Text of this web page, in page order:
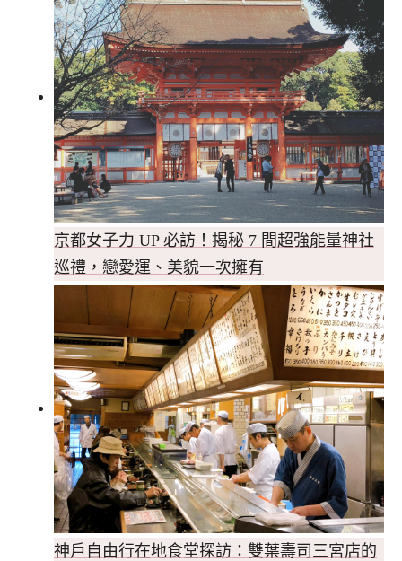
京都女子力 UP 必訪！揭秘 7 間超強能量神社
巡禮，戀愛運、美貌一次擁有
神戶自由行在地食堂探訪：雙葉壽司三宮店的